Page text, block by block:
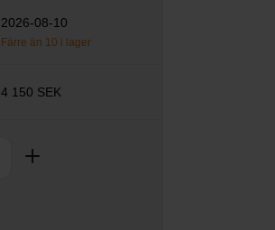
2026-08-10
Färre än 10 i lager
4 150 SEK